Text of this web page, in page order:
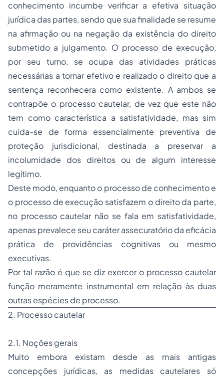
conhecimento incumbe verificar a efetiva situação
jurídica das partes, sendo que sua finalidade se resume
na afirmação ou na negação da existência do direito
submetido a julgamento. O processo de execução,
por seu turno, se ocupa das atividades práticas
necessárias a tornar efetivo e realizado o direito que a
sentença reconhecera como existente. A ambos se
contrapõe o processo cautelar, de vez que este não
tem como característica a satisfatividade, mas sim
cuida-se de forma essencialmente preventiva de
proteção jurisdicional, destinada a preservar a
incolumidade dos direitos ou de algum interesse
legítimo.
Deste modo, enquanto o processo de conhecimento e
o processo de execução satisfazem o direito da parte,
no processo cautelar não se fala em satisfatividade,
apenas prevalece seu caráter assecuratório da eficácia
prática de providências cognitivas ou mesmo
executivas.
Por tal razão é que se diz exercer o processo cautelar
função meramente instrumental em relação às duas
outras espécies de processo.
2. Processo cautelar
2.1. Noções gerais
Muito embora existam desde as mais antigas
concepções jurídicas, as medidas cautelares só